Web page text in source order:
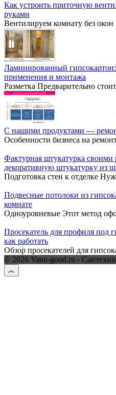
Как устроить приточную
руками
Вентилируем комнату без
Ламинированный
применения и монтажа
Разметка Предварительно
С нашими продуктами —
Особенности бизнеса на
Фактурная штукатурка своими
декоративную штукатурку из
Подготовка стен к отделке
Подвесные потолоки из
комнате
Одноуровневые Этот метод
Просекатель для профиля под
как работать
Обзор просекателей для
© 2026 Vann-good.ru -